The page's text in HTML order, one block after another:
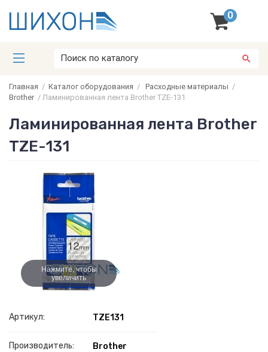
0
Главная / Каталог оборудования / Расходные материалы /
Brother/ Ламинированная лента Brother TZE-131
Ламинированная лента Brother
TZE-131
Нажмите, чтобы
увеличить
Артикул: TZE131
Производитель: Brother